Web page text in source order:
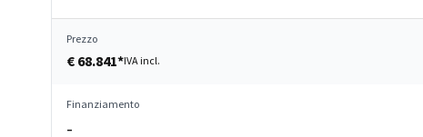
Prezzo
€ 68.841*IVA incl.
Finanziamento
–